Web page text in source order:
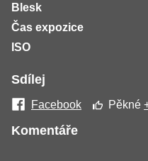
Blesk
Čas expozice
ISO
Sdílej
Facebook Pěkné
Komentáře